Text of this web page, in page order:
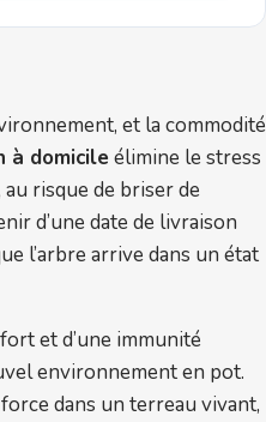
et la commodité
à domicile élimine le stress
risque de briser de
d’une date de livraison
l’arbre arrive dans un état
et d’une immunité
environnement en pot.
dans un terreau vivant,